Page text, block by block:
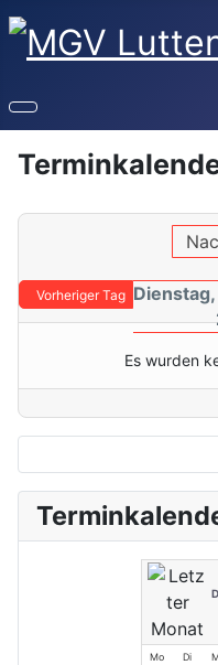
Vorheriger Tag
Es wurden
Mo Di